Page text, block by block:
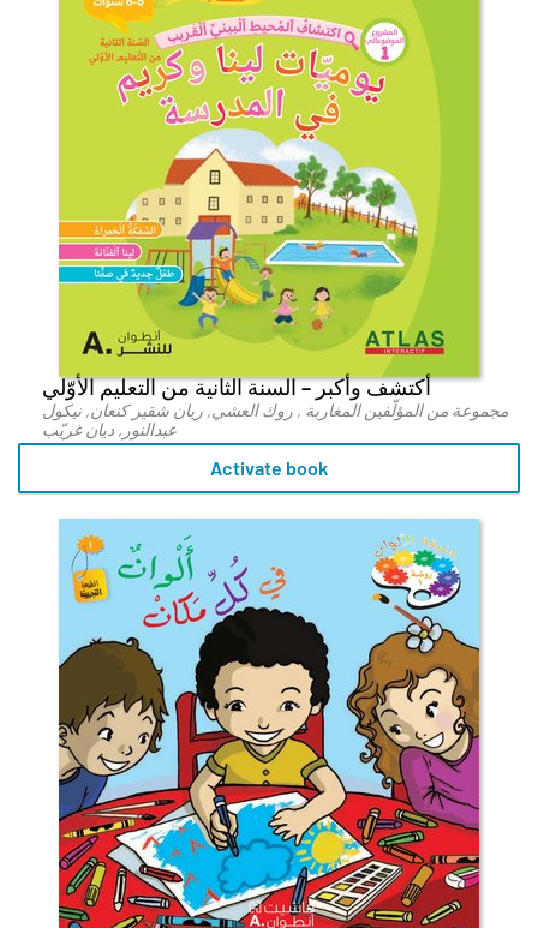
أكتشف وأكبر – السنة الثانية من التعليم الأوّلي
مجموعة من المؤلّفين المغاربة , روك العشي, ريان شقير كنعان, نيكول
عبدالنور, ديان غريّب
Activate book